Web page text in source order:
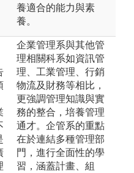
養適合的能力與素
養。
企業管理系與其他管
理相關科系如資訊管
理、工業管理、行銷
物流及財務等相比，
更強調管理知識與實
務的整合，培養管理
通才。企管系的重點
在於連結多種管理部
門，進行全面性的學
習，涵蓋計畫、組